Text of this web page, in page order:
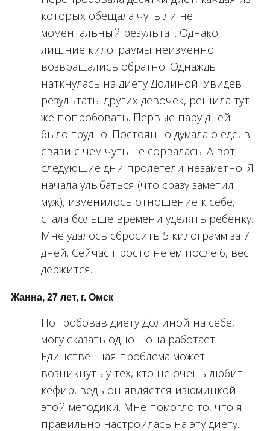
которых обещала чуть ли не
моментальный результат. Однако
лишние килограммы неизменно
возвращались обратно. Однажды
наткнулась на диету Долиной. Увидев
результаты других девочек, решила тут
же попробовать. Первые пару дней
было трудно. Постоянно думала о еде, в
связи с чем чуть не сорвалась. А вот
следующие дни пролетели незаметно. Я
начала улыбаться (что сразу заметил
муж), изменилось отношение к себе,
стала больше времени уделять ребенку.
Мне удалось сбросить 5 килограмм за 7
дней. Сейчас просто не ем после 6, вес
держится.
Жанна, 27 лет, г. Омск
Попробовав диету Долиной на себе,
могу сказать одно – она работает.
Единственная проблема может
возникнуть у тех, кто не очень любит
кефир, ведь он является изюминкой
этой методики. Мне помогло то, что я
правильно настроилась на эту диету.